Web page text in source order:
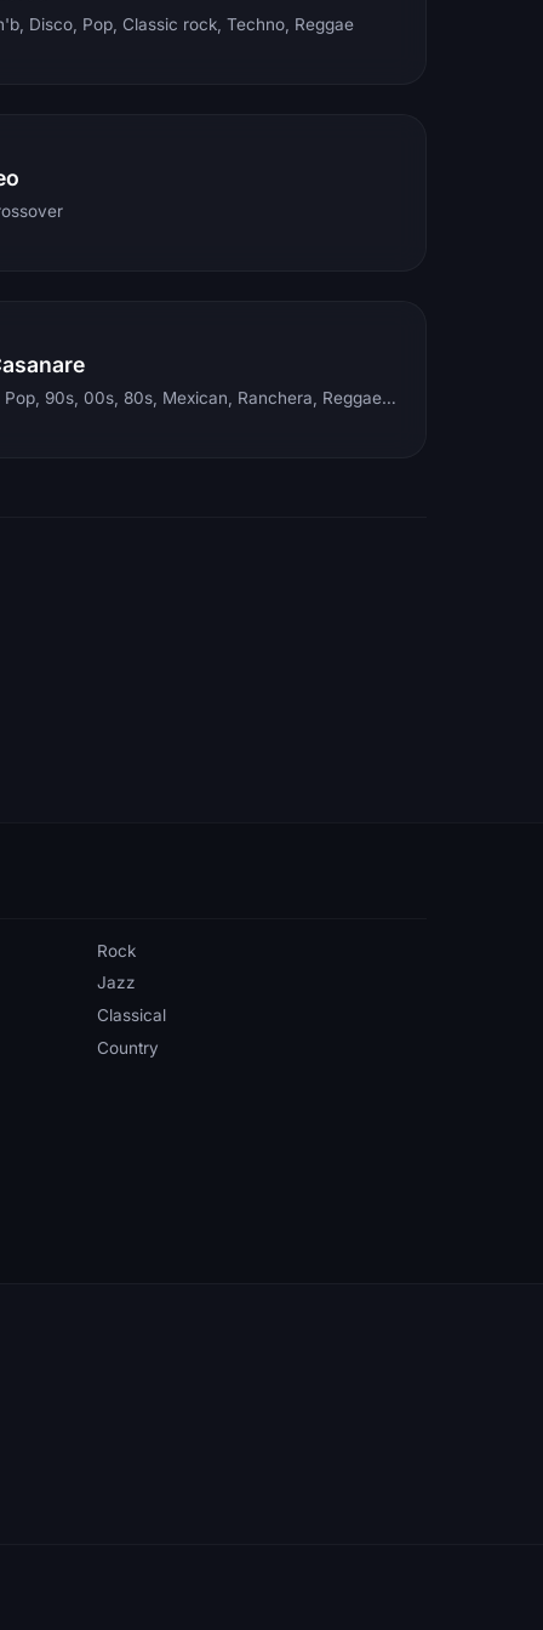
Disco, Pop, Classic rock, Techno, Reggae
Electronic, Rock, Pop, 90s, 00s, 80s, Mexican, Ranchera, Reggaeton, Instrumental, Salsa, Merengue, Tropical, Romantic, Vallenato, Llanera
Rock
Jazz
Classical
Country